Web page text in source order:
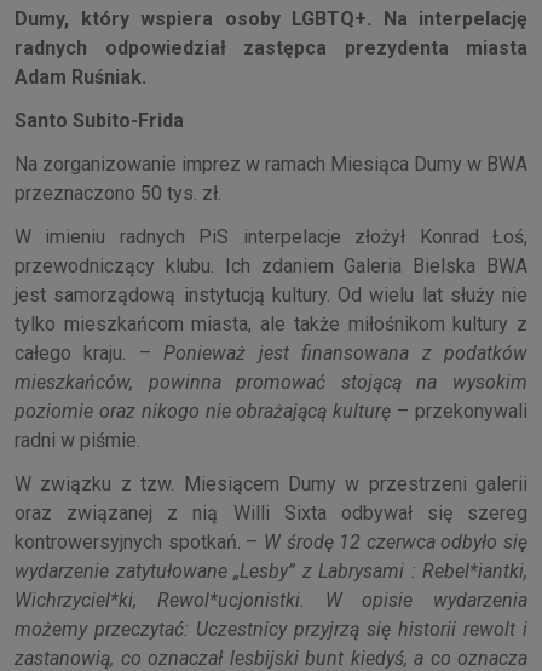
Dumy, który wspiera osoby LGBTQ+. Na interpelację
radnych odpowiedział zastępca prezydenta miasta
Adam Ruśniak.
Santo Subito-Frida
Na zorganizowanie imprez w ramach Miesiąca Dumy w BWA
przeznaczono 50 tys. zł.
W imieniu radnych PiS interpelacje złożył Konrad Łoś,
przewodniczący klubu. Ich zdaniem Galeria Bielska BWA
jest samorządową instytucją kultury. Od wielu lat służy nie
tylko mieszkańcom miasta, ale także miłośnikom kultury z
całego kraju. – Ponieważ jest finansowana z podatków
mieszkańców, powinna promować stojącą na wysokim
poziomie oraz nikogo nie obrażającą kulturę – przekonywali
radni w piśmie.
W związku z tzw. Miesiącem Dumy w przestrzeni galerii
oraz związanej z nią Willi Sixta odbywał się szereg
kontrowersyjnych spotkań. – W środę 12 czerwca odbyło się
wydarzenie zatytułowane „Lesby” z Labrysami : Rebel*iantki,
Wichrzyciel*ki, Rewol*ucjonistki. W opisie wydarzenia
możemy przeczytać: Uczestnicy przyjrzą się historii rewolt i
zastanowią, co oznaczał lesbijski bunt kiedyś, a co oznacza